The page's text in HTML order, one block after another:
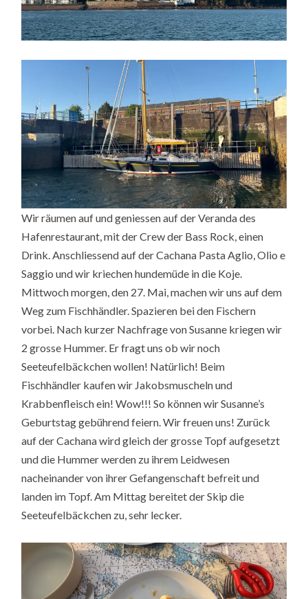
Wir räumen auf und geniessen auf der Veranda des
Hafenrestaurant, mit der Crew der Bass Rock, einen
Drink. Anschliessend auf der Cachana Pasta Aglio, Olio e
Saggio und wir kriechen hundemüde in die Koje.
Mittwoch morgen, den 27. Mai, machen wir uns auf dem
Weg zum Fischhändler. Spazieren bei den Fischern
vorbei. Nach kurzer Nachfrage von Susanne kriegen wir
2 grosse Hummer. Er fragt uns ob wir noch
Seeteufelbäckchen wollen! Natürlich! Beim
Fischhändler kaufen wir Jakobsmuscheln und
Krabbenfleisch ein! Wow!!! So können wir Susanne’s
Geburtstag gebührend feiern. Wir freuen uns! Zurück
auf der Cachana wird gleich der grosse Topf aufgesetzt
und die Hummer werden zu ihrem Leidwesen
nacheinander von ihrer Gefangenschaft befreit und
landen im Topf. Am Mittag bereitet der Skip die
Seeteufelbäckchen zu, sehr lecker.